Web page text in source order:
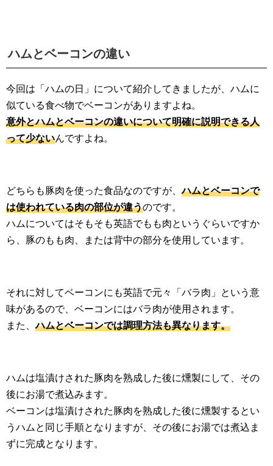
ハムとベーコンの違い
今回は「ハムの日」について紹介してきましたが、ハムに
似ている食べ物でベーコンがありますよね。
意外とハムとベーコンの違いについて明確に説明できる人
って少ないんですよね。
どちらも豚肉を使った食品なのですが、ハムとベーコンで
は使われている肉の部位が違うのです。
ハムについてはそもそも英語でもも肉というぐらいですか
ら、豚のもも肉、または背中の部分を使用しています。
それに対してベーコンにも英語で元々「バラ肉」という意
味があるので、ベーコンにはバラ肉が使用されます。
また、ハムとベーコンでは調理方法も異なります。
ハムは塩漬けされた豚肉を熟成した後に燻製にして、その
後にお湯で煮込みます。
ベーコンは塩漬けされた豚肉を熟成した後に燻製するとい
うハムと同じ手順となりますが、その後にお湯では煮込ま
ずに完成となります。